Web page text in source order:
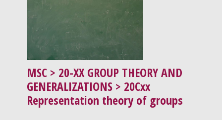
MSC > 20-XX GROUP THEORY AND
GENERALIZATIONS > 20Cxx
Representation theory of groups